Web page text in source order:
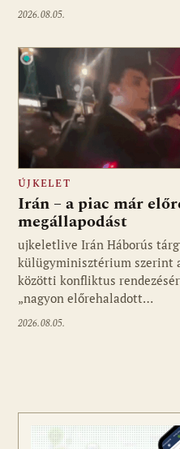
2026.08.05.
Fotó: ujkelet.live
ÚJKELET
Irán – a piac már
megállapodást
ujkeletlive Irán Háborús
külügyminisztérium szerint
közötti konfliktus
„nagyon előrehaladott…
2026.08.05.